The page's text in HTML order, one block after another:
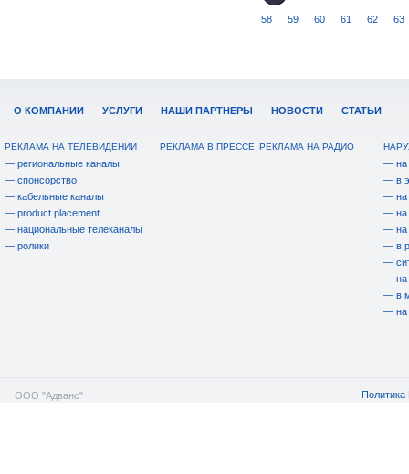
58 59 60 61 62 63
О КОМПАНИИ УСЛУГИ НАШИ ПАРТНЕРЫ НОВОСТИ СТАТЬИ
РЕКЛАМА НА ТЕЛЕВИДЕНИИ
— региональные каналы
— спонсорство
— кабельные каналы
— product placement
— национальные телеканалы
— ролики
РЕКЛАМА В ПРЕССЕ РЕКЛАМА НА РАДИО
— на
— в
— на
— на
— на
— в
—
— на
— в
— на
ООО "Адванс" Политика